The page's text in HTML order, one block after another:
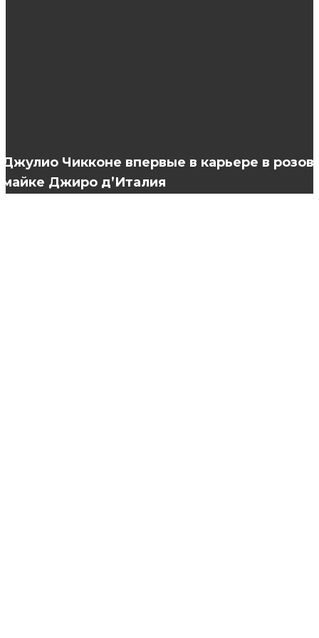
Джулио Чикконе впервые в карьере в
майке Джиро д’Италия